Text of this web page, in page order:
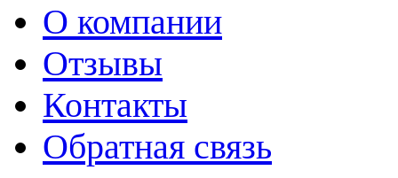
О компании
Отзывы
Контакты
Обратная связь